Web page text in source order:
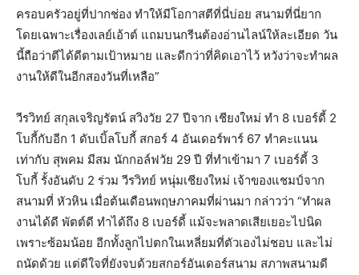
ครอบครัวอยู่ที่ปากช่อง ทำให้มีโอกาสตีที่นี่บ่อย สนามที่นี่ยาก
โดยเฉพาะเรื่องเลย์เอ้าต์ แถมบนกรีนต้องอ่านไลน์ให้ละเอียด วัน
นี้ถือว่าตีได้ดีตามเป้าหมาย และดีกว่าที่คิดเอาไว้ หวังว่าจะทำผล
งานให้ดีในอีกสองวันที่เหลือ”
วีรวิทย์ สกุลเจริญรัตน์ สวิงวัย 27 ปีจาก เชียงใหม่ ทำ 8 เบอร์ดี้ 2
โบกี้กับอีก 1 ดับเบิ้ลโบกี้ สกอร์ 4 อันเดอร์พาร์ 67 ทำคะแนน
เท่ากับ สุพคม มีสม นักกอล์ฟวัย 29 ปี ที่ทำเข้ามา 7 เบอร์ดี้ 3
โบกี้ รั้งอันดับ 2 ร่วม วีรวิทย์ หนุ่มเชียงใหม่ เจ้าของแชมป์จาก
สนามที่ หัวหิน เมื่อต้นเดือนพฤษภาคมที่ผ่านมา กล่าวว่า “ทำผล
งานได้ดี พัตต์ดี ทำได้ถึง 8 เบอร์ดี้ แม้จะพลาดเสียเยอะไปนิด
เพราะซ้อมน้อย อีกทั้งลูกไปตกในเหลี่ยมที่ตัวเองไม่ชอบ และไม่
ถนัดด้วย แต่ดีใจที่ยังจบด้วยสกอร์อันเดอร์สนาม สภาพสนามดี